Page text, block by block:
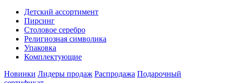
Детский ассортимент
Пирсинг
Столовое серебро
Религиозная символика
Упаковка
Комплектующие
Новинки Лидеры продаж Распродажа Подарочный